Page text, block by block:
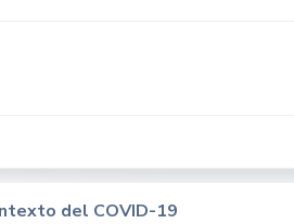
del COVID-19